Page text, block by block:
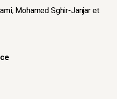
Mohamed Sghir-Janjar et